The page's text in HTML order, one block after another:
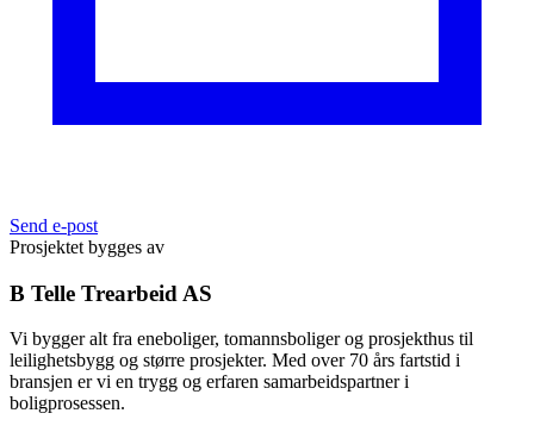
Send e-post
Prosjektet bygges av
B Telle Trearbeid AS
Vi bygger alt fra eneboliger, tomannsboliger og prosjekthus til
leilighetsbygg og større prosjekter. Med over 70 års fartstid i
bransjen er vi en trygg og erfaren samarbeidspartner i
boligprosessen.